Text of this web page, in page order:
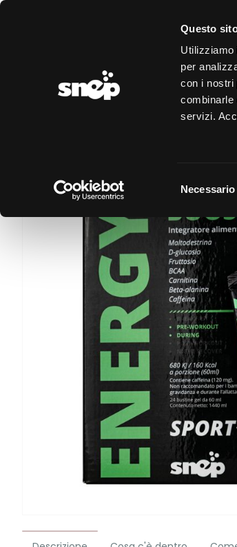
Questo
Utilizziamo
per
con i nostri
combinarle
servizi.
Necessario